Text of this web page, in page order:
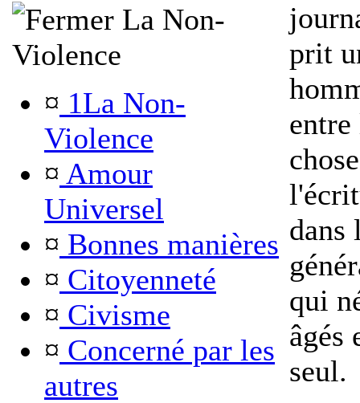
La Non-
Violence
¤ 1La Non-
Violence
¤ Amour
Universel
¤ Bonnes manières
¤ Citoyenneté
¤ Civisme
¤ Concerné par les
autres
prit
dans
qui
âgés
seul.